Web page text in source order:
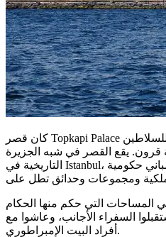
كان قصر Topkapi Palace المقرّ الرئيسي والمركز الإداري للسلاطين
قرون. يقع القصر في شبه الجزيرة
التاريخية في Istanbul، ويضم ساحات إمبراطورية ومباني حكومية
المساحات التي حكم منها الحكام
السفراء الأجانب، وعاشوا مع
أفراد البيت الإمبراطوري.